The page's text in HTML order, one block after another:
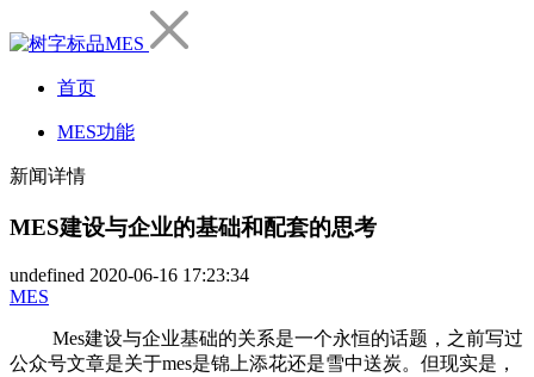
首页
MES功能
新闻详情
MES建设与企业的基础和配套的思考
undefined 2020-06-16 17:23:34
MES
Mes建设与企业基础的关系是一个永恒的话题，之前写过
公众号文章是关于mes是锦上添花还是雪中送炭。但现实是，